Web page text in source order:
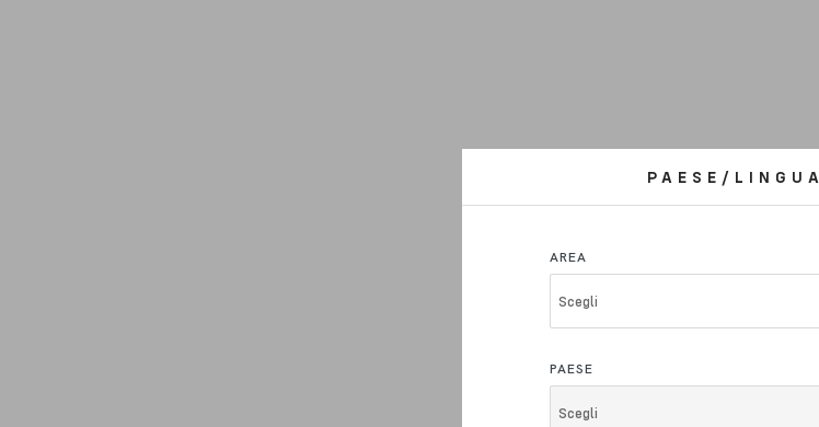
PAESE/LINGUA
AREA
Scegli
PAESE
Scegli